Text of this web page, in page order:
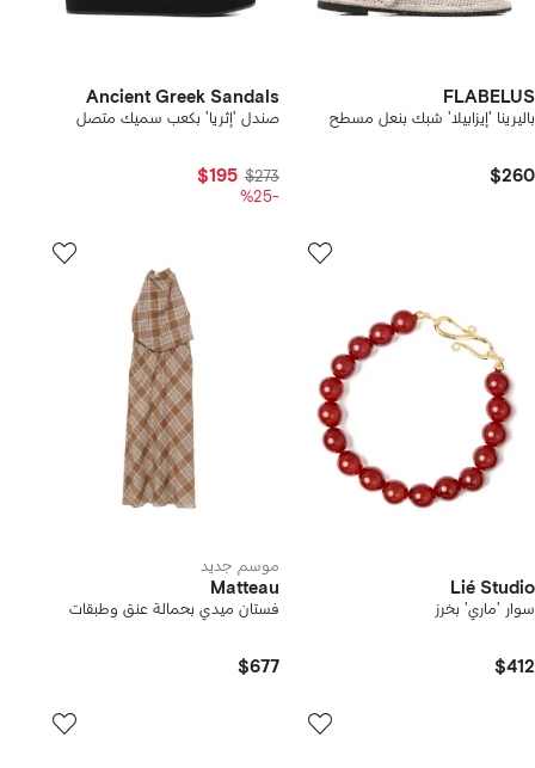
FLABELUS
باليرينا 'إيزابيلا' شبك بنعل مسطح
$260
Ancient Greek Sandals
صندل 'إثريا' بكعب سميك متصل
$273
$195
-%25
Lié Studio
سوار 'ماري' بخرز
$412
موسم جديد
Matteau
فستان ميدي بحمالة عنق وطبقات
$677